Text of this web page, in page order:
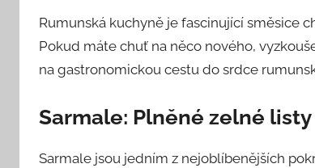
Rumunská kuchyně je fascinující směsice
Pokud máte chuť na něco nového,
na gastronomickou cestu do srdce
Sarmale: Plněné zelné listy
Sarmale jsou jedním z nejoblíbenějších